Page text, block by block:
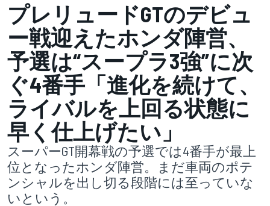
プレリュードGTのデビュ
ー戦迎えたホンダ陣営、
予選は“スープラ3強”に次
ぐ4番手「進化を続けて、
ライバルを上回る状態に
早く仕上げたい」
スーパーGT開幕戦の予選では4番手が最上
位となったホンダ陣営。まだ車両のポテ
ンシャルを出し切る段階には至っていな
いという。